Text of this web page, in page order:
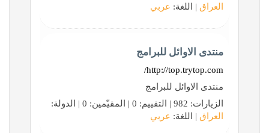
العراق | اللغة: عربي
منتدى الاوائل للبرامج
http://top.trytop.com/
منتدى الاوائل للبرامج
الزيارات: 982 | التقييم: 0 | المقيّمين: 0 | الدولة:
العراق | اللغة: عربي